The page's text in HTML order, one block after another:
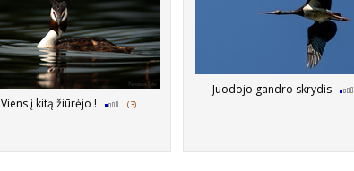
Viens į kitą žiūrėjo ! (3)
Juodojo gandro skrydis